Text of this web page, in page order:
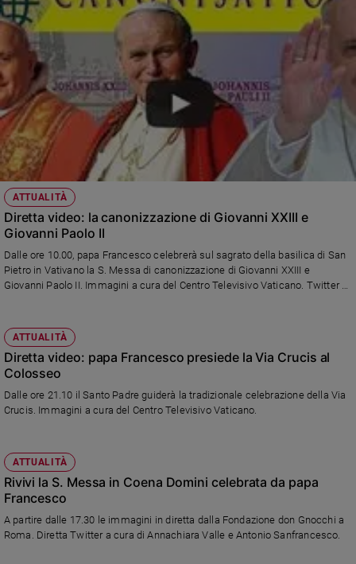
ATTUALITÀ
Diretta video: la canonizzazione di Giovanni XXIII e
Giovanni Paolo II
Dalle ore 10.00, papa Francesco celebrerà sul sagrato della basilica di San
Pietro in Vativano la S. Messa di canonizzazione di Giovanni XXIII e
Giovanni Paolo II. Immagini a cura del Centro Televisivo Vaticano. Twitter a
ATTUALITÀ
Diretta video: papa Francesco presiede la Via Crucis al
Colosseo
Dalle ore 21.10 il Santo Padre guiderà la tradizionale celebrazione della Via
Crucis. Immagini a cura del Centro Televisivo Vaticano.
ATTUALITÀ
Rivivi la S. Messa in Coena Domini celebrata da papa
Francesco
A partire dalle 17.30 le immagini in diretta dalla Fondazione don Gnocchi a
Roma. Diretta Twitter a cura di Annachiara Valle e Antonio Sanfrancesco.